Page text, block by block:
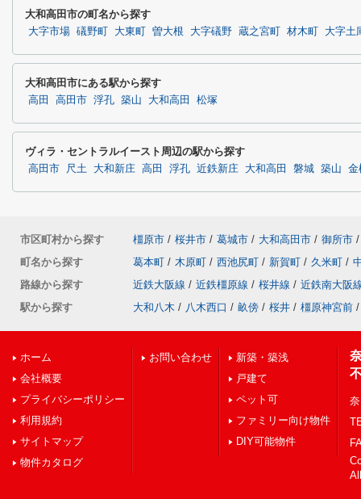
大和高田市の町名から探す
大字市場 礒野町 大東町 曽大根 大字礒野 蔵之宮町 材木町 大字土
大和高田市にある駅から探す
高田 高田市 浮孔 築山 大和高田 松塚
ヴィラ・セントラルイースト周辺の駅から探す
高田市 尺土 大和新庄 高田 浮孔 近鉄新庄 大和高田 磐城 築山 金
市区町村から探す 橿原市 / 桜井市 / 葛城市 / 大和高田市 / 御所市 /
町名から探す
葛本町 / 木原町 / 西池尻町 / 新賀町 / 久米町 /
路線から探す
近鉄大阪線 / 近鉄橿原線 / 桜井線 / 近鉄南大阪
駅から探す
大和八木 / 八木西口 / 畝傍 / 桜井 / 橿原神宮前 /
ホーム
会社概要
プライバシーポリシー
利用規約
サイトマップ
物件カタログ
お問い合わせ
新築・築浅
戸建て
ペット可
ファミリー向け物件
DIY可能物件